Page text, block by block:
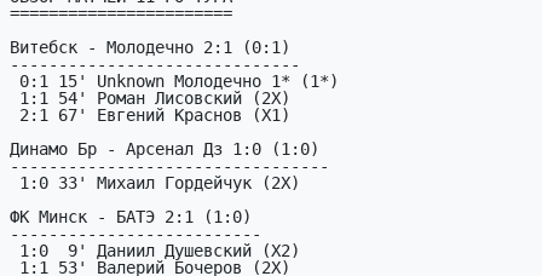
=======================
Витебск - Молодечно 2:1 (0:1)
------------------------------
Динамо Бр - Арсенал Дз 1:0 (1:0)
---------------------------------
ФК Минск - БАТЭ 2:1 (1:0)
--------------------------